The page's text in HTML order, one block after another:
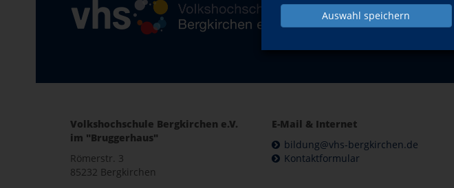
Auswahl speichern
IMPRESSUM
Volkshochschule Bergkirchen e.V.
im "Bruggerhaus"
Römerstr. 3
85232 Bergkirchen
E-Mail & Internet
bildung@vhs-bergkirchen.de
Kontaktformular